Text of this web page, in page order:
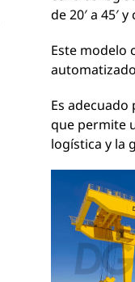
de 20′ a 45′
Este modelo
Es
que permite
logística y la